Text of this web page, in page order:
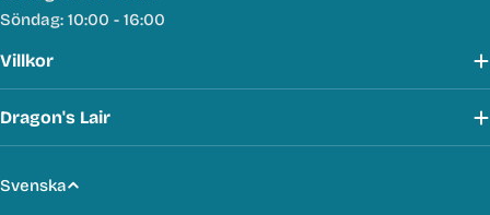
Söndag: 10:00 - 16:00
Villkor
Dragon's Lair
S
Svenska